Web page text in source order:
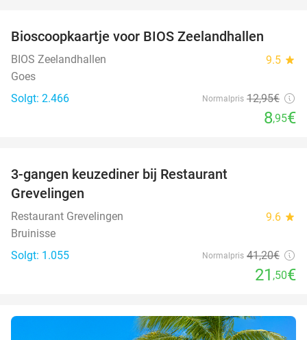
Bioscoopkaartje voor BIOS Zeelandhallen
BIOS Zeelandhallen 9.5 star
Goes
Solgt: 2.466
Normalpris 12,95€
8,95€
3-gangen keuzediner bij Restaurant
Grevelingen
Restaurant Grevelingen 9.6 star
Bruinisse
Solgt: 1.055
Normalpris 41,20€
21 ,50€